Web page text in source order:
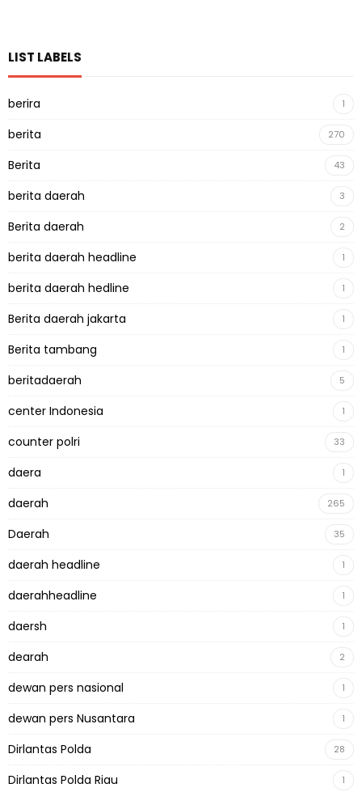
LIST LABELS
berira 1
berita 270
Berita 43
berita daerah 3
Berita daerah 2
berita daerah headline 1
berita daerah hedline 1
Berita daerah jakarta 1
Berita tambang 1
beritadaerah 5
center Indonesia 1
counter polri 33
daera 1
daerah 265
Daerah 35
daerah headline 1
daerahheadline 1
daersh 1
dearah 2
dewan pers nasional 1
dewan pers Nusantara 1
Dirlantas Polda 28
Dirlantas Polda Riau 1